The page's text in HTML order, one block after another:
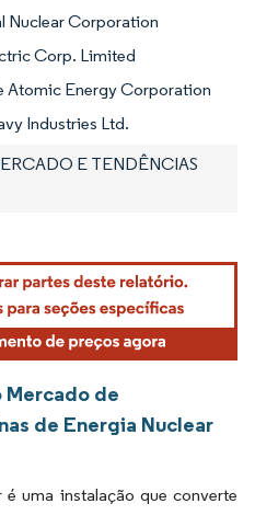
Nuclear Corporation
Corp. Limited
Atomic Energy Corporation
Industries Ltd.
E TENDÊNCIAS
Mercado de
de Energia Nuclear
é uma instalação que converte